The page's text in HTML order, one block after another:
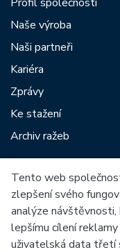
Naše výroba
Naši partneři
Kariéra
Zprávy
Ke stažení
Archiv ražeb
Mezi naše partnery
Tento web
zlepšení svého
analýze návštěvnosti,
lepšímu cílení
uživatelská data třetí